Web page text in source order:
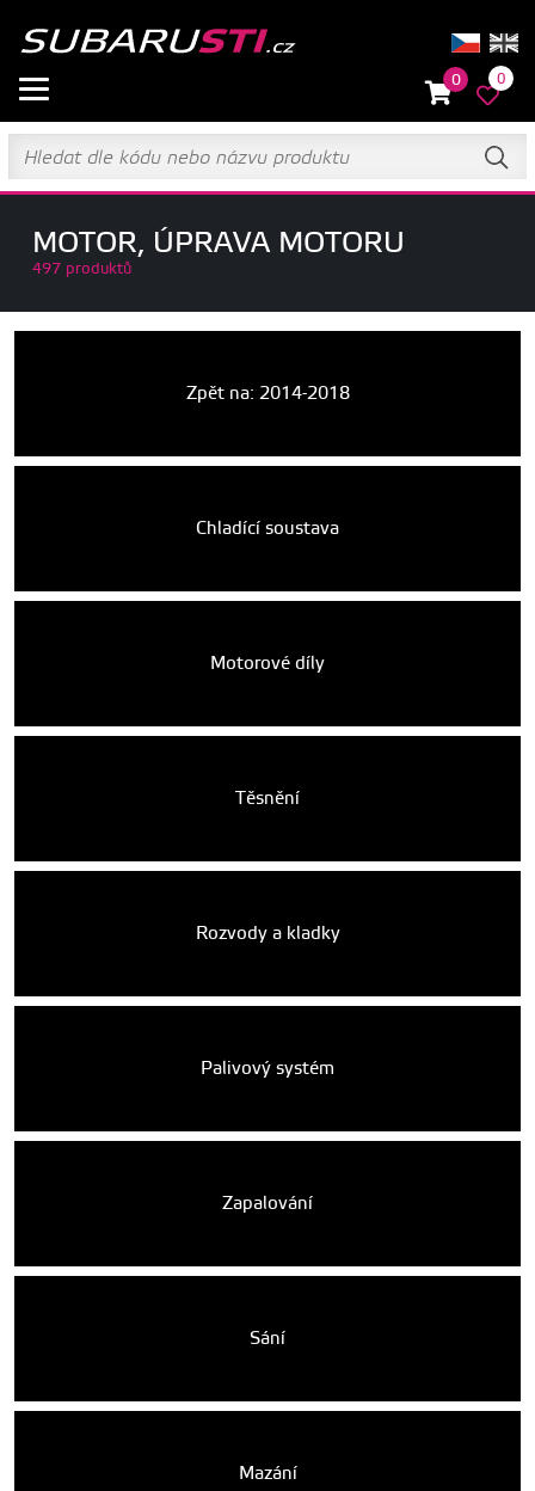
0 0
MOTOR, ÚPRAVA MOTORU
497 produktů
Zpět na: 2014-2018
Chladící soustava
Motorové díly
Těsnění
Rozvody a kladky
Palivový systém
Zapalování
Sání
Mazání